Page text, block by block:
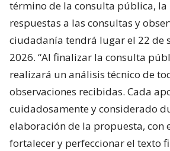
término de la consulta pública,
respuestas a las consultas y
ciudadanía tendrá lugar el 22 de
2026. “Al finalizar la consulta
realizará un análisis técnico de
observaciones recibidas. Cada
cuidadosamente y considerado
elaboración de la propuesta, con
fortalecer y perfeccionar el texto